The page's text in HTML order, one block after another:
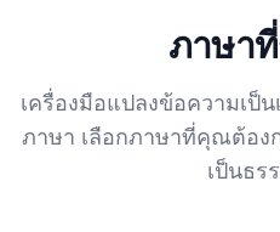
ภาษา
เครื่องมือแปลงข้อความเป็น
ภาษา เลือกภาษาที่คุณต้อง
เป็นธร